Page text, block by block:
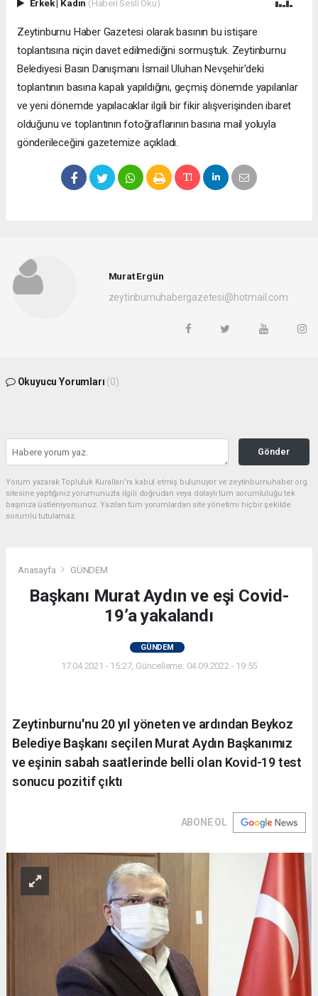
Erkek| Kadın (Haberi Sesli Oku)
Zeytinburnu Haber Gazetesi olarak basının bu istişare
toplantısına niçin davet edilmediğini sormuştuk. Zeytinburnu
Belediyesi Basın Danışmanı İsmail Uluhan Nevşehir'deki
toplantının basına kapalı yapıldığını, geçmiş dönemde yapılanlar
ve yeni dönemde yapılacaklar ilgili bir fikir alışverişinden ibaret
olduğunu ve toplantının fotoğraflarının basına mail yoluyla
gönderileceğini gazetemize açıkladı.
Murat Ergün
zeytinburnuhabergazetesi@hotmail.com
Okuyucu Yorumları (0)
Gönder
Yorum yazarak Topluluk Kuralları’nı kabul etmiş bulunuyor ve zeytinburnuhaber.org
sitesine yaptığınız yorumunuzla ilgili doğrudan veya dolaylı tüm sorumluluğu tek
başınıza üstleniyorsunuz. Yazılan tüm yorumlardan site yönetimi hiçbir şekilde
sorumlu tutulamaz.
Anasayfa GÜNDEM
Başkanı Murat Aydın ve eşi Covid-
19’a yakalandı
GÜNDEM
17.04.2021 - 15:27, Güncelleme: 04.09.2022 - 19:55
Zeytinburnu'nu 20 yıl yöneten ve ardından Beykoz
Belediye Başkanı seçilen Murat Aydın Başkanımız
ve eşinin sabah saatlerinde belli olan Kovid-19 test
sonucu pozitif çıktı
ABONE OL